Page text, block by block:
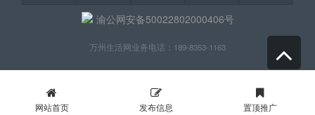
渝公网安备50022802000406号
万州生活网业务电话：189-8353-1163
网站首页 发布信息 置顶推广